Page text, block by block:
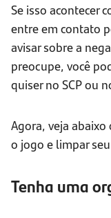
Se isso acontecer
entre em contato
avisar sobre a
preocupe, você
quiser no SCP ou
Agora, veja
o jogo e limpar
Tenha uma